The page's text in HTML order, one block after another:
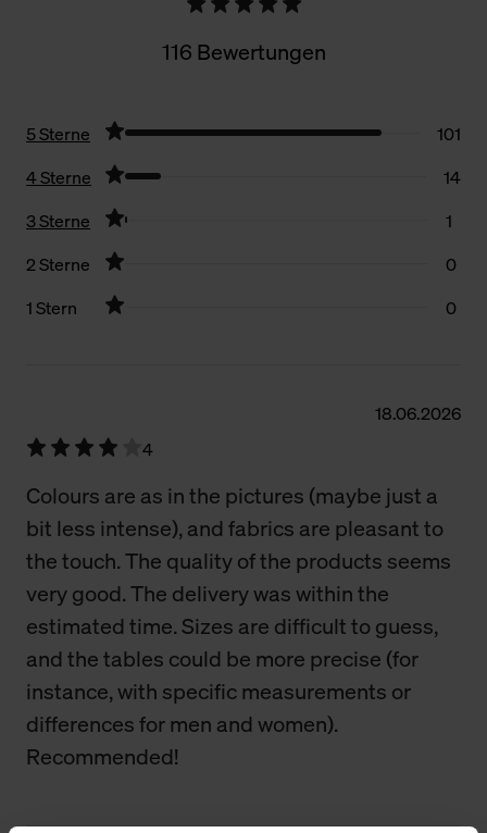
116 Bewertungen
5 Sterne
101
4 Sterne
14
3 Sterne
1
2 Sterne
0
1 Stern
0
18.06.2026
4
Colours are as in the pictures (maybe just a
bit less intense), and fabrics are pleasant to
the touch. The quality of the products seems
very good. The delivery was within the
estimated time. Sizes are difficult to guess,
and the tables could be more precise (for
instance, with specific measurements or
differences for men and women).
Recommended!